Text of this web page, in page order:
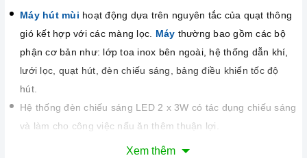
Máy hút mùi hoạt động dựa trên nguyên tắc của quạt thông
gió kết hợp với các màng lọc. Máy thường bao gồm các bộ
phận cơ bản như: lớp toa inox bên ngoài, hệ thống dẫn khí,
lưới lọc, quạt hút, đèn chiếu sáng, bảng điều khiển tốc độ
hút.
Hệ thống đèn chiếu sáng LED 2 x 3W có tác dụng chiếu sáng
và làm cho công việc nấu ăn thêm thuận lợi.
Xem thêm